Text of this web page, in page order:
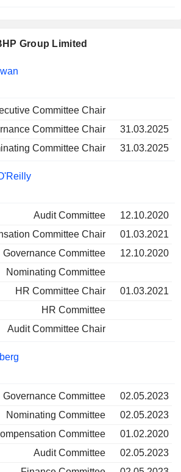
Group Limited
Committee Chair
Committee Chair
31.03.2025
Committee Chair
31.03.2025
Audit Committee
12.10.2020
Committee Chair
01.03.2021
Governance Committee
12.10.2020
Nominating Committee
HR Committee Chair
01.03.2021
HR Committee
Audit Committee Chair
Governance Committee
02.05.2023
Nominating Committee
02.05.2023
Committee
01.02.2020
Audit Committee
02.05.2023